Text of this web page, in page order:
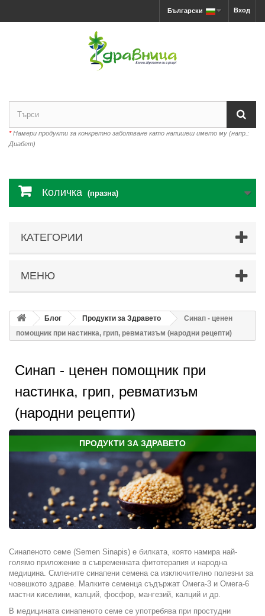
Вход
Български
*Намери продукти за конкретно заболяване като напишеш името му (напр.:
Диабет)
Количка (празна)
КАТЕГОРИИ
МЕНЮ
Блог Продукти за Здравето
Синап - ценен
помощник при настинка, грип, ревматизъм (народни рецепти)
Синап - ценен помощник при
настинка, грип, ревматизъм
(народни рецепти)
ПРОДУКТИ ЗА ЗДРАВЕТО
Синапеното семе (Semen Sinapis) е билката, която намира най-
голямо приложениe в съвременната фитотерапия и народна
медицина. Смлените синапени семена са изключително полезни за
човешкото здраве. Малките семенца съдържат Омега-3 и Омега-6
мастни киселини, калций, фосфор, мангезий, калций и др.
В медицината синапеното семе се употребява при простудни